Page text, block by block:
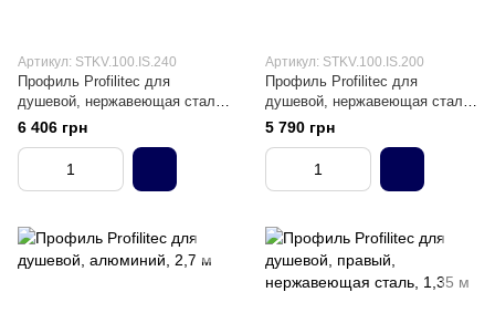
Артикул: STKV.100.IS.240
Профиль Profilitec для
душевой, нержавеющая сталь,
2,4 м
6 406 грн
Артикул: STKV.100.IS.200
Профиль Profilitec для
душевой, нержавеющая сталь,
2 м
5 790 грн